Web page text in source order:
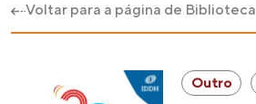
Voltar para a página de Biblioteca
Outro